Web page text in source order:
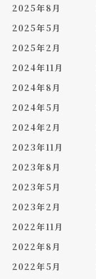
2025年8月
2025年5月
2025年2月
2024年11月
2024年8月
2024年5月
2024年2月
2023年11月
2023年8月
2023年5月
2023年2月
2022年11月
2022年8月
2022年5月